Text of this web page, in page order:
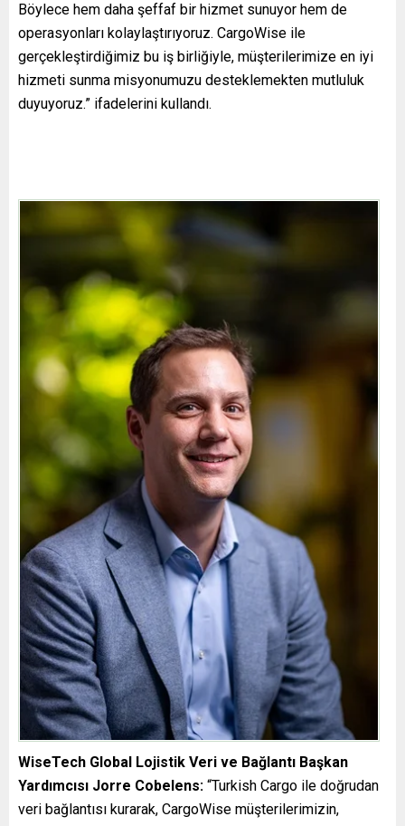
Böylece hem daha şeffaf bir hizmet sunuyor hem de
operasyonları kolaylaştırıyoruz. CargoWise ile
gerçekleştirdiğimiz bu iş birliğiyle, müşterilerimize en iyi
hizmeti sunma misyonumuzu desteklemekten mutluluk
duyuyoruz.” ifadelerini kullandı.
WiseTech Global Lojistik Veri ve Bağlantı Başkan
Yardımcısı Jorre Cobelens: “Turkish Cargo ile doğrudan
veri bağlantısı kurarak, CargoWise müşterilerimizin,